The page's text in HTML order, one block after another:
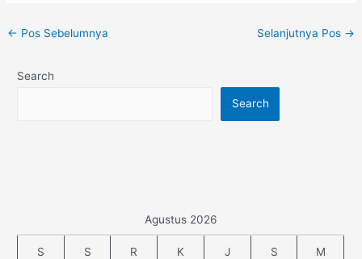
← Pos Sebelumnya Selanjutnya Pos →
Search
Search
Agustus 2026
S S R K J S M